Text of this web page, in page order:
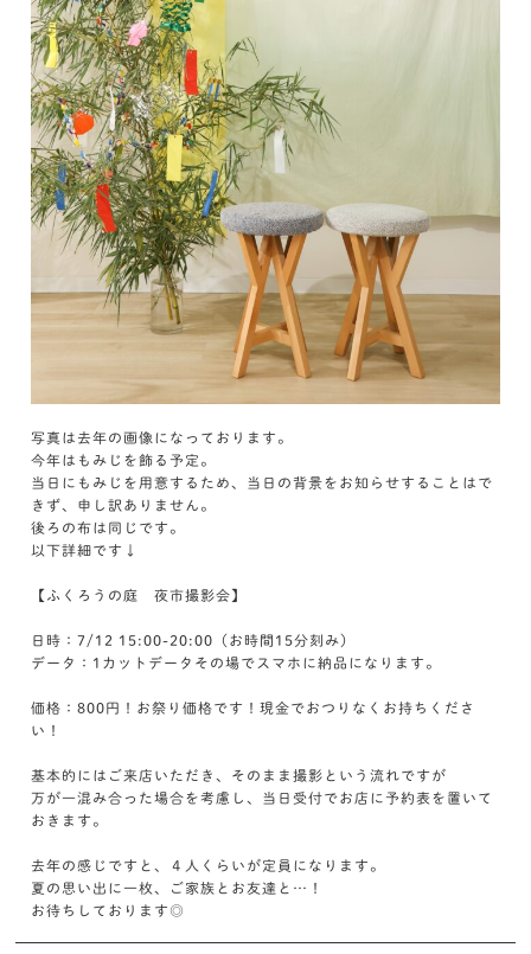
写真は去年の画像になっております。
今年はもみじを飾る予定。
当日にもみじを用意するため、当日の背景をお知らせすることはで
きず、申し訳ありません。
後ろの布は同じです。
以下詳細です↓
【ふくろうの庭 夜市撮影会】
日時：7/12 15:00-20:00（お時間15分刻み）
データ：1カットデータその場でスマホに納品になります。
価格：800円！お祭り価格です！現金でおつりなくお持ちくださ
い！
基本的にはご来店いただき、そのまま撮影という流れですが
万が一混み合った場合を考慮し、当日受付でお店に予約表を置いて
おきます。
去年の感じですと、４人くらいが定員になります。
夏の思い出に一枚、ご家族とお友達と…！
お待ちしております◎